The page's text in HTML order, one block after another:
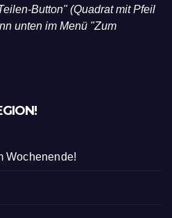
Button" (Quadrat mit Pfeil
unten im Menü "Zum
Wochenende!